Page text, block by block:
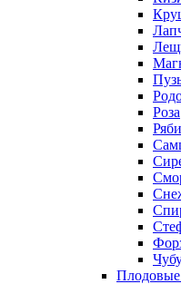
Роза
Плодовые